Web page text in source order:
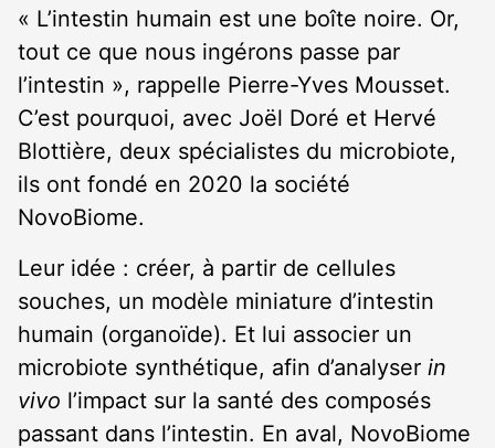
« L’intestin humain est une boîte noire. Or,
tout ce que nous ingérons passe par
l’intestin », rappelle Pierre-Yves Mousset.
C’est pourquoi, avec Joël Doré et Hervé
Blottière, deux spécialistes du microbiote,
ils ont fondé en 2020 la société
NovoBiome.
Leur idée : créer, à partir de cellules
souches, un modèle miniature d’intestin
humain (organoïde). Et lui associer un
microbiote synthétique, afin d’analyser in
vivo l’impact sur la santé des composés
passant dans l’intestin. En aval, NovoBiome